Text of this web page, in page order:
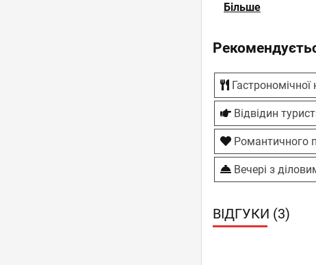
ТБ-плазми
Більше
Гастрономічної
Відвідин
Романтичного
Вечері з
ВІДГУКИ (3)